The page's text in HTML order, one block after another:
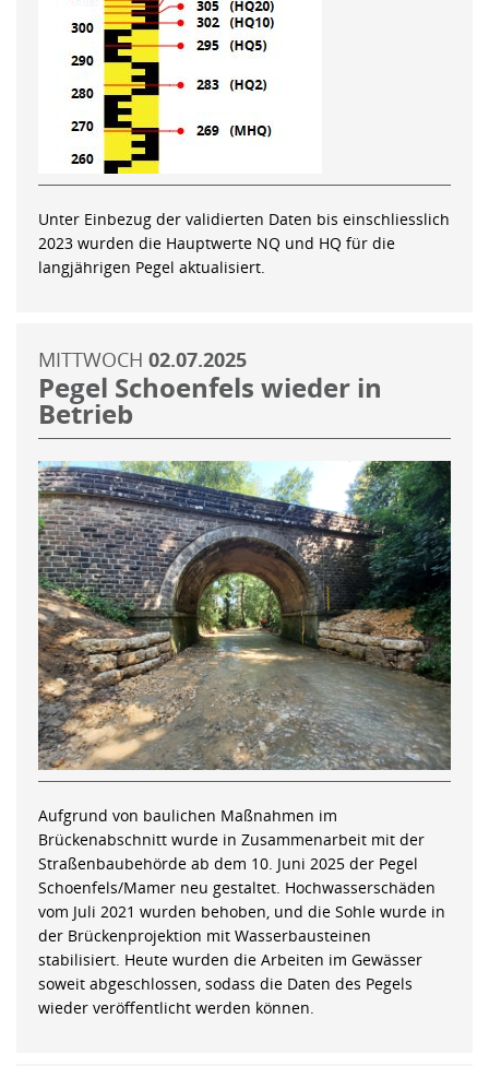
Unter Einbezug der validierten Daten bis einschliesslich
2023 wurden die Hauptwerte NQ und HQ für die
langjährigen Pegel aktualisiert.
MITTWOCH 02.07.2025
Pegel Schoenfels wieder in
Betrieb
Aufgrund von baulichen Maßnahmen im
Brückenabschnitt wurde in Zusammenarbeit mit der
Straßenbaubehörde ab dem 10. Juni 2025 der Pegel
Schoenfels/Mamer neu gestaltet. Hochwasserschäden
vom Juli 2021 wurden behoben, und die Sohle wurde in
der Brückenprojektion mit Wasserbausteinen
stabilisiert. Heute wurden die Arbeiten im Gewässer
soweit abgeschlossen, sodass die Daten des Pegels
wieder veröffentlicht werden können.